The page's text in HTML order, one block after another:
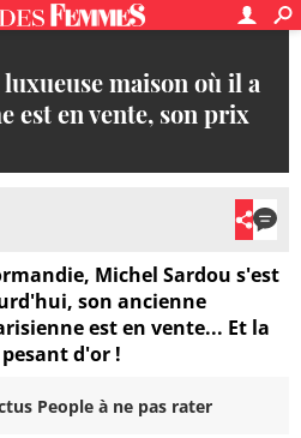
maison où il a
est en vente, son prix
Michel Sardou s'est
son ancienne
est en vente... Et la
d'or !
People à ne pas rater